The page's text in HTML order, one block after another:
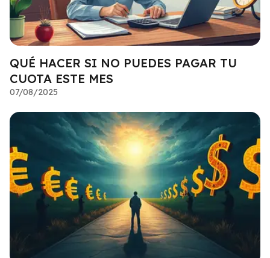
QUÉ HACER SI NO PUEDES PAGAR TU
CUOTA ESTE MES
07/08/2025